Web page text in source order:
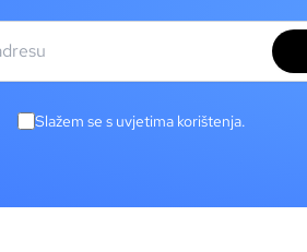
Slažem se s uvjetima korištenja.